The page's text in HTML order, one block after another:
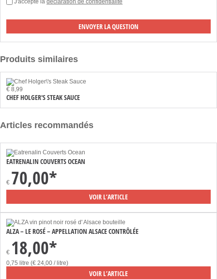
J'accepte la déclaration de confidentialité
Produits similaires
€ 8,99
CHEF HOLGER'S STEAK SAUCE
Articles recommandés
EATRENALIN COUVERTS OCEAN
€ 70,00*
VOIR L’ARTICLE
ALZA – LE ROSÉ – APPELLATION ALSACE CONTRÔLÉE
€ 18,00*
0,75 litre (€ 24,00 / litre)
VOIR L’ARTICLE